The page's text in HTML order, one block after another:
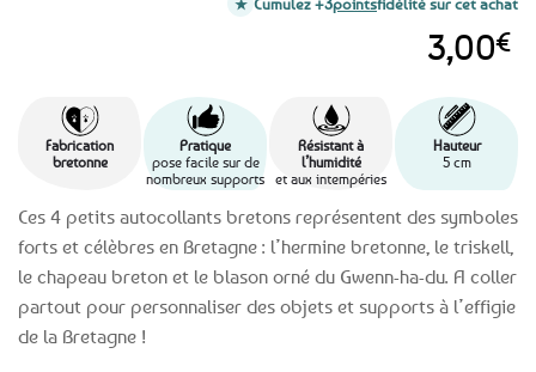
Ces 4 petits autocollants bretons représentent des symboles
forts et célèbres en Bretagne : l’hermine bretonne, le triskell,
le chapeau breton et le blason orné du Gwenn-ha-du. A coller
partout pour personnaliser des objets et supports à l’effigie
de la Bretagne !
Fabrication
bretonne
Pratique
pose facile sur de
nombreux supports
Résistant à
l’humidité
et aux intempéries
Hauteur
5 cm
3,00€
Cumulez +3pointsfidélité sur cet achat